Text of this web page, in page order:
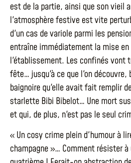
est de la partie, ainsi que son vieil
l'atmosphère festive est vite
d'un cas de variole parmi les
entraîne immédiatement la mise
l'établissement. Les confinés vont
fête… jusqu'à ce que l'on découvre,
baignoire qu'elle avait fait remplir
starlette Bibi Bibelot… Une mort
et qui, de plus, n'est pas le seul
« Un cosy crime plein d'humour à
champagne »… Comment résister